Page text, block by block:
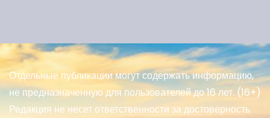
Отдельные публикации могут содержать информацию,
не предназначенную для пользователей до 16 лет. (16+)
Редакция не несет ответственности за достоверность